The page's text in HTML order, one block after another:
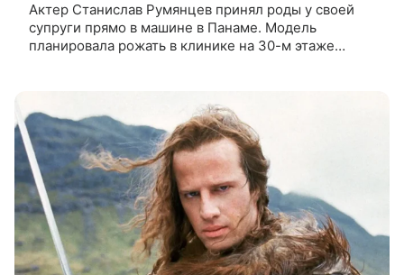
Актер Станислав Румянцев принял роды у своей
супруги прямо в машине в Панаме. Модель
планировала рожать в клинике на 30-м этаже